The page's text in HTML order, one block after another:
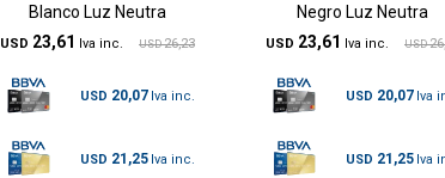
Blanco Luz Neutra
USD 23,61 USD 26,23
USD 20,07
USD 21,25
Negro Luz Neutra
USD 23,61 USD
USD 20,07
USD 21,25